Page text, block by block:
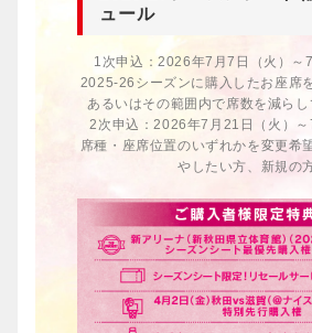
ュール
1次申込：2026年7月7日（火）～
2025-26シーズンに購入したお座席
あるいはその範囲内で席数を減ら
2次申込：2026年7月21日（火）～
席種・座席位置のいずれかを変更希
やしたい方、新規の